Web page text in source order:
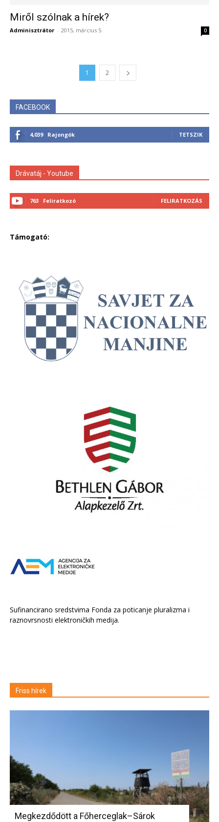
Miről szólnak a hírek?
Adminisztrátor - 2015, március 5. 0
1 2
FACEBOOK
4,039 Rajongók TETSZIK
Drávatáj - Youtube
763 Feliratkozó FELIRATKOZÁS
Támogató:
Sufinancirano sredstvima Fonda za poticanje pluralizma i
raznovrsnosti elektroničkih medija.
Friss hírek
Megkezdődött a Főherceglak–Sárok